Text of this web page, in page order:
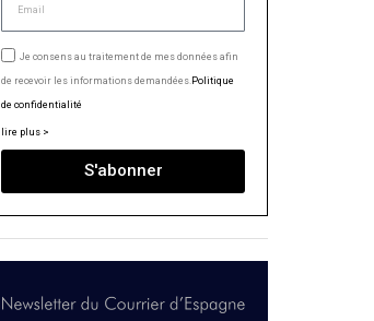
Je consens au traitement de mes données afin
de recevoir les informations demandées. Politique
de confidentialité
lire plus >
S'abonner